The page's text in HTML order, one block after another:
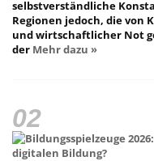
selbstverständliche
Regionen jedoch, die
und wirtschaftlicher Not
der Mehr dazu »